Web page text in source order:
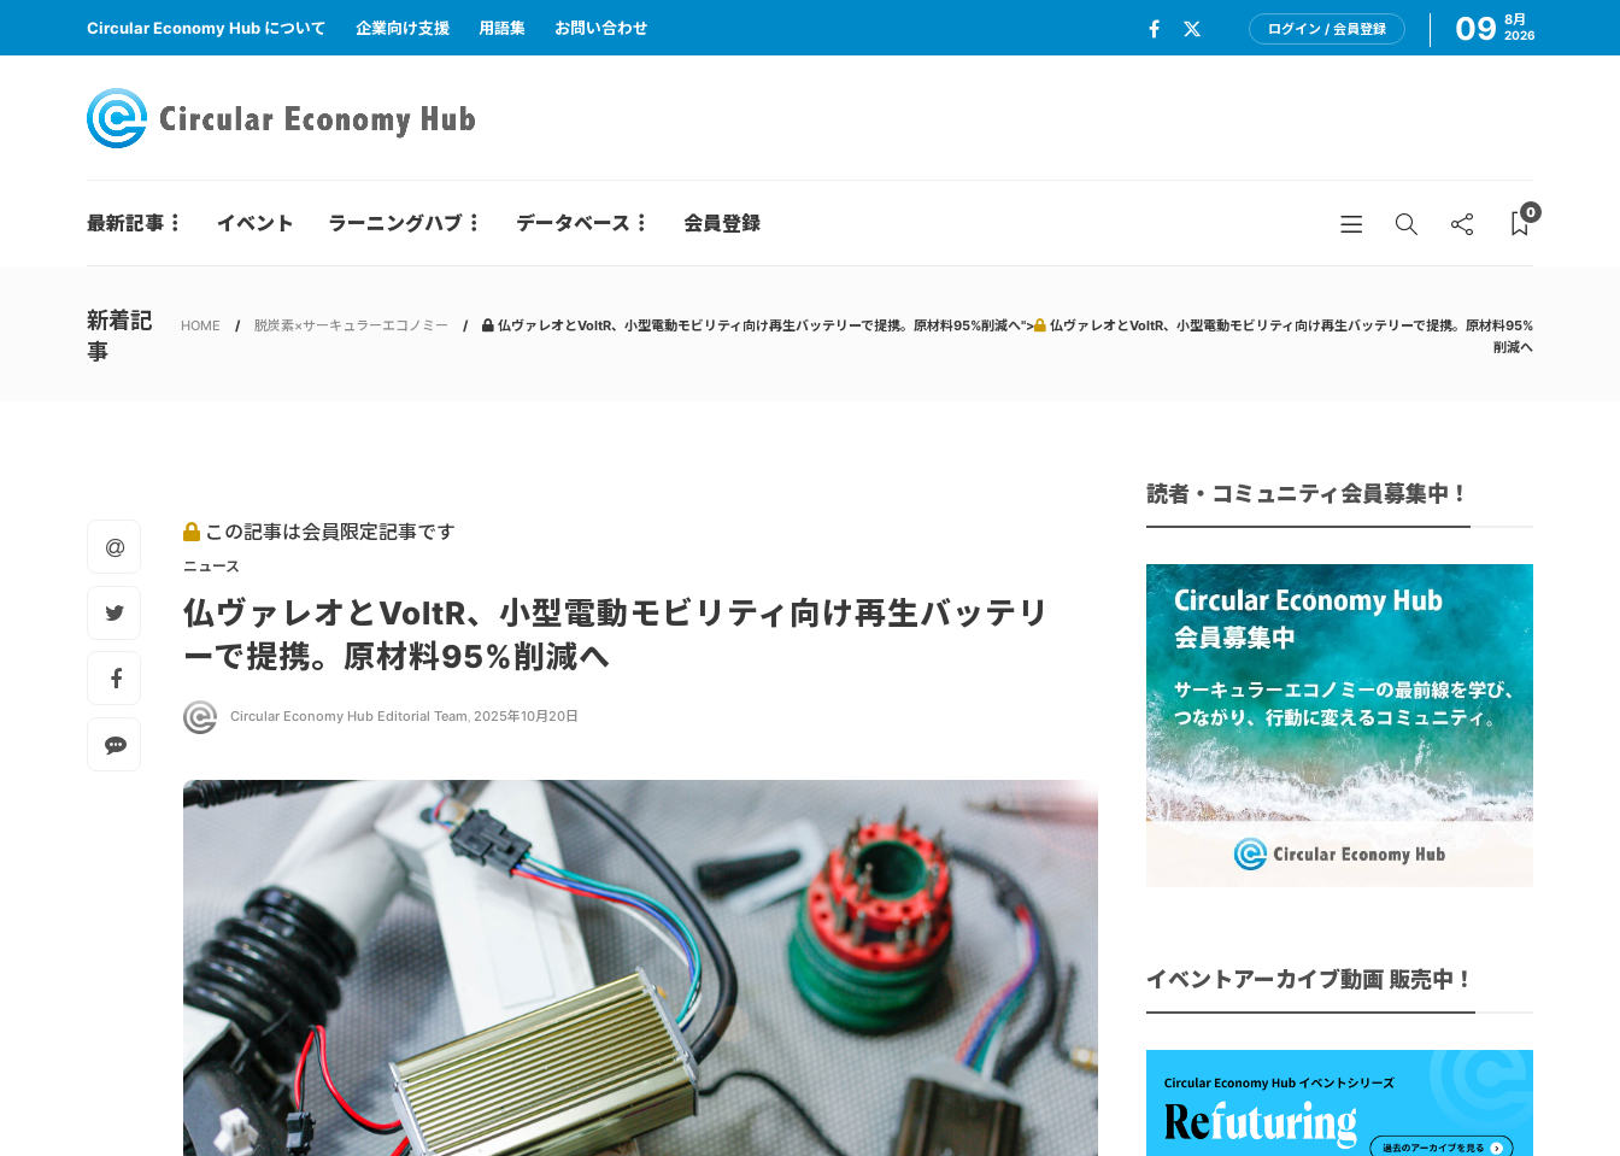
Circular Economy Hub について 企業向け支援 用語集 お問い合わせ ログイン / 会員登録 09 8月
2026
最新記事 イベント ラーニングハブ データベース 会員登録 0
新着記
事
HOME 脱炭素×サーキュラーエコノミー 仏ヴァレオとVoltR、小型電動モビリティ向け再生バッテリーで提携。原材料95%削減へ">
仏ヴァレオとVoltR、小型電動モビリティ向け再生バッテリーで提携。原材料95%
削減へ
この記事は会員限定記事です
ニュース
仏ヴァレオとVoltR、小型電動モビリティ向け再生バッテリ
ーで提携。原材料95%削減へ
Circular Economy Hub Editorial Team, 2025年10月20日
読者・コミュニティ会員募集中！
イベントアーカイブ動画 販売中！